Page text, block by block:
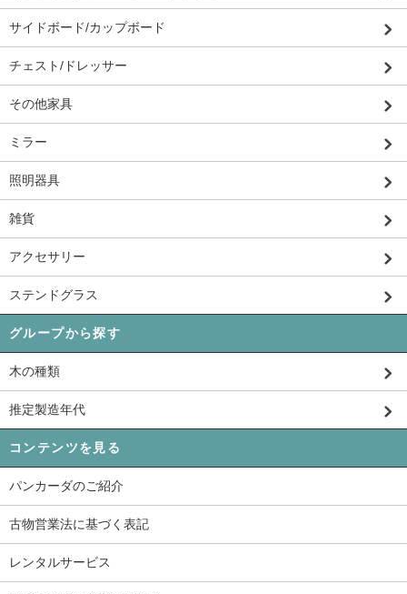
サイドボード/カップボード
チェスト/ドレッサー
その他家具
ミラー
照明器具
雑貨
アクセサリー
ステンドグラス
グループから探す
木の種類
推定製造年代
コンテンツを見る
パンカーダのご紹介
古物営業法に基づく表記
レンタルサービス